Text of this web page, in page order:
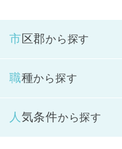
市区郡から探す
職種から探す
人気条件から探す